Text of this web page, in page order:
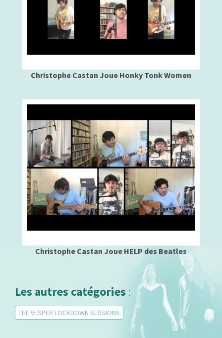
Christophe Castan Joue Honky Tonk Women
Christophe Castan Joue HELP des Beatles
Les autres catégories :
THE VESPER LOCKDOWN SESSIONS